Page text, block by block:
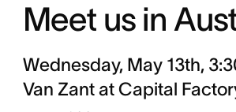
Meet us in
Wednesday, May 13th,
Van Zant at Capital